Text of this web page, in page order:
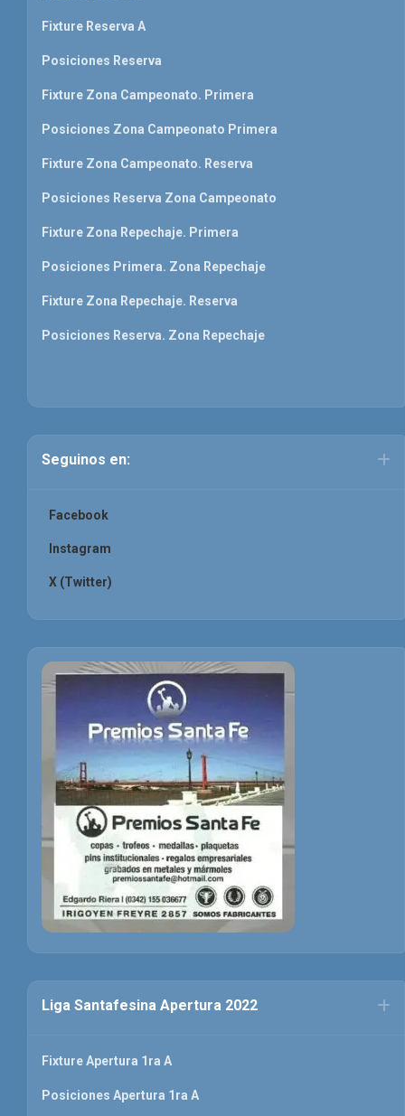
Fixture Reserva A
Posiciones Reserva
Fixture Zona Campeonato. Primera
Posiciones Zona Campeonato Primera
Fixture Zona Campeonato. Reserva
Posiciones Reserva Zona Campeonato
Fixture Zona Repechaje. Primera
Posiciones Primera. Zona Repechaje
Fixture Zona Repechaje. Reserva
Posiciones Reserva. Zona Repechaje
Seguinos en:
Facebook
Instagram
X (Twitter)
Liga Santafesina Apertura 2022
Fixture Apertura 1ra A
Posiciones Apertura 1ra A